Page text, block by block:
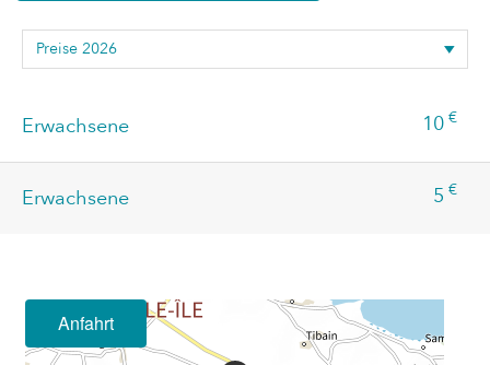
Erwachsene 10 €
Erwachsene 5 €
Anfahrt